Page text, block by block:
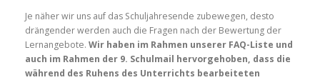
Je näher wir uns auf das Schuljahresende zubewegen, desto
drängender werden auch die Fragen nach der Bewertung der
Lernangebote. Wir haben im Rahmen unserer FAQ-Liste und
auch im Rahmen der 9. Schulmail hervorgehoben, dass die
während des Ruhens des Unterrichts bearbeiteten